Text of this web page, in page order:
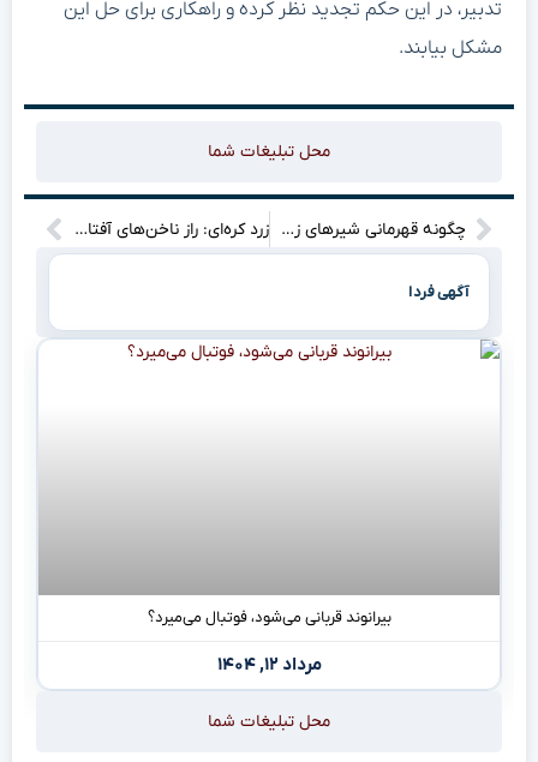
تدبیر، در این حکم تجدید نظر کرده و راهکاری برای حل این
مشکل بیابند.
محل تبلیغات شما
چگونه قهرمانی شیرهای زن انگلیس در یورو ۲۰۲۵ الهام‌بخش فوتبال زنان ایران شد؟ زرد کره‌ای: راز ناخن‌های آفتابی و استایل تابستانی بی‌نقص!
آگهی فردا
بیرانوند قربانی می‌شود، فوتبال می‌میرد؟
مرداد ۱۲, ۱۴۰۴
محل تبلیغات شما